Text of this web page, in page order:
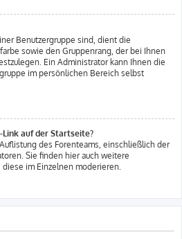
Benutzergruppe sind, dient die
sowie den Gruppenrang, der bei Ihnen
Ein Administrator kann Ihnen die
im persönlichen Bereich selbst
Link auf der Startseite?
des Forenteams, einschließlich der
Sie finden hier auch weitere
im Einzelnen moderieren.